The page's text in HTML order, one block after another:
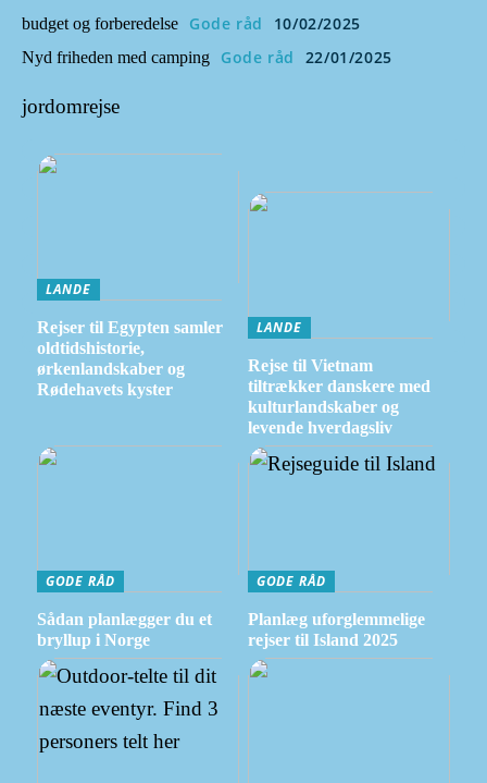
budget og forberedelse
Gode råd 10/02/2025
Nyd friheden med camping Gode råd 22/01/2025
jordomrejse
LANDE
Rejser til Egypten samler
oldtidshistorie,
ørkenlandskaber og
Rødehavets kyster
LANDE
Rejse til Vietnam
tiltrækker danskere med
kulturlandskaber og
levende hverdagsliv
GODE RÅD
Sådan planlægger du et
bryllup i Norge
GODE RÅD
Planlæg uforglemmelige
rejser til Island 2025